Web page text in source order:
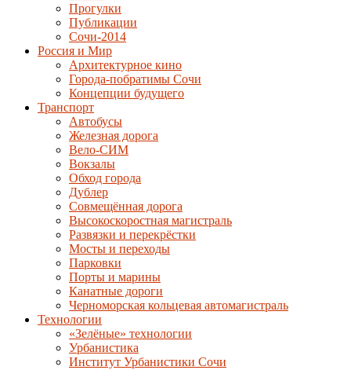
Прогулки
Публикации
Сочи-2014
Россия и Мир
Архитектурное кино
Города-побратимы Сочи
Концепции будущего
Транспорт
Автобусы
Железная дорога
Вело-СИМ
Вокзалы
Обход города
Дублер
Совмещённая дорога
Высокоскоростная магистраль
Развязки и перекрёстки
Мосты и переходы
Парковки
Порты и марины
Канатные дороги
Черноморская кольцевая автомагистраль
Технологии
«Зелёные» технологии
Урбанистика
Институт Урбанистики Сочи